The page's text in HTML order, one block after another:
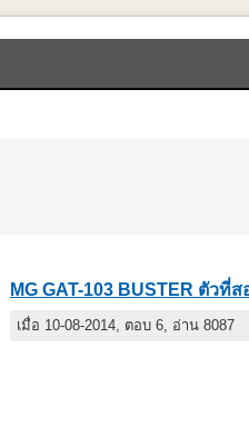
MG GAT-103 BUSTER ตัวที่
เมื่อ 10-08-2014, ตอบ 6, อ่าน 8087